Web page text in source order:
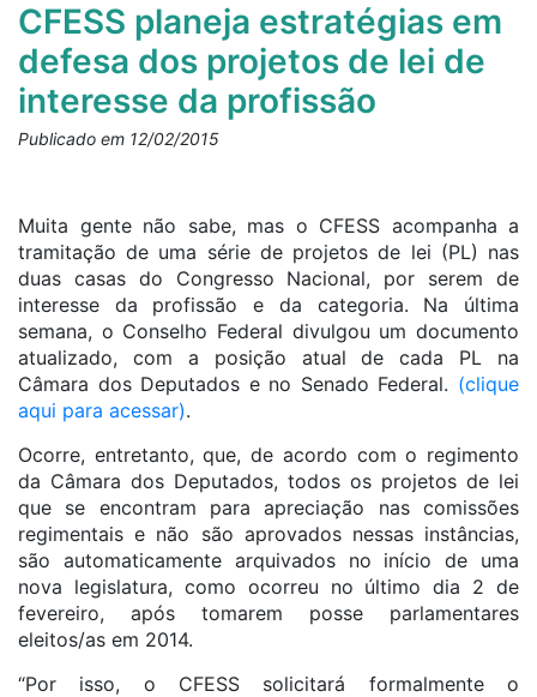
CFESS planeja estratégias em
defesa dos projetos de lei de
interesse da profissão
Publicado em 12/02/2015
Muita gente não sabe, mas o CFESS acompanha a
tramitação de uma série de projetos de lei (PL) nas
duas casas do Congresso Nacional, por serem de
interesse da profissão e da categoria. Na última
semana, o Conselho Federal divulgou um documento
atualizado, com a posição atual de cada PL na
Câmara dos Deputados e no Senado Federal. (clique
aqui para acessar).
Ocorre, entretanto, que, de acordo com o regimento
da Câmara dos Deputados, todos os projetos de lei
que se encontram para apreciação nas comissões
regimentais e não são aprovados nessas instâncias,
são automaticamente arquivados no início de uma
nova legislatura, como ocorreu no último dia 2 de
fevereiro, após tomarem posse parlamentares
eleitos/as em 2014.
“Por isso, o CFESS solicitará formalmente o